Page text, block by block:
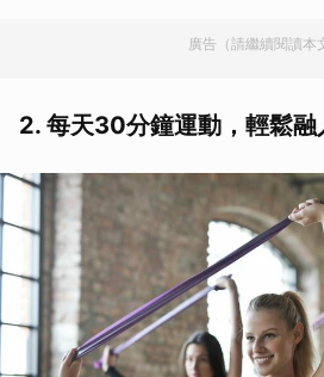
廣告（請繼續閱讀本
2. 每天30分鐘運動，輕鬆融